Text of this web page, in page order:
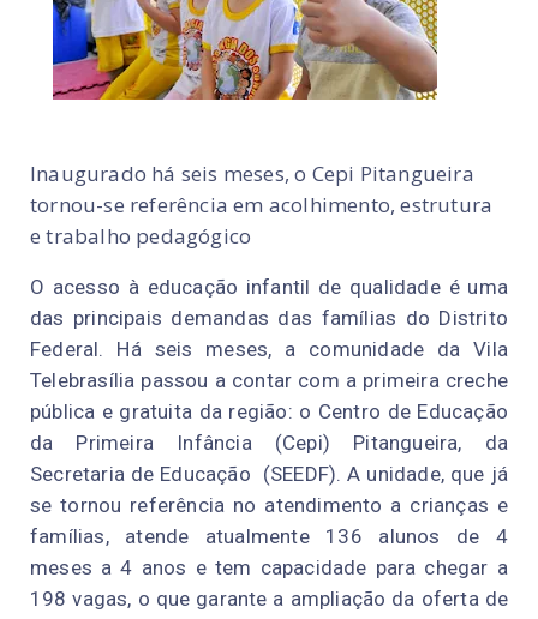
Inaugurado há seis meses, o Cepi Pitangueira
tornou-se referência em acolhimento, estrutura
e trabalho pedagógico
O acesso à educação infantil de qualidade é uma
das principais demandas das famílias do Distrito
Federal. Há seis meses, a comunidade da Vila
Telebrasília passou a contar com a primeira creche
pública e gratuita da região: o Centro de Educação
da Primeira Infância (Cepi) Pitangueira, da
Secretaria de Educação (SEEDF). A unidade, que já
se tornou referência no atendimento a crianças e
famílias, atende atualmente 136 alunos de 4
meses a 4 anos e tem capacidade para chegar a
198 vagas, o que garante a ampliação da oferta de